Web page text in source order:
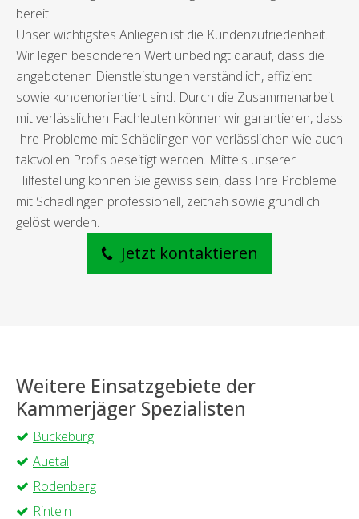
bereit.
Unser wichtigstes Anliegen ist die Kundenzufriedenheit.
Wir legen besonderen Wert unbedingt darauf, dass die
angebotenen Dienstleistungen verständlich, effizient
sowie kundenorientiert sind. Durch die Zusammenarbeit
mit verlässlichen Fachleuten können wir garantieren, dass
Ihre Probleme mit Schädlingen von verlässlichen wie auch
taktvollen Profis beseitigt werden. Mittels unserer
Hilfestellung können Sie gewiss sein, dass Ihre Probleme
mit Schädlingen professionell, zeitnah sowie gründlich
gelöst werden.
Jetzt kontaktieren
Weitere Einsatzgebiete der
Kammerjäger Spezialisten
Bückeburg
Auetal
Rodenberg
Rinteln